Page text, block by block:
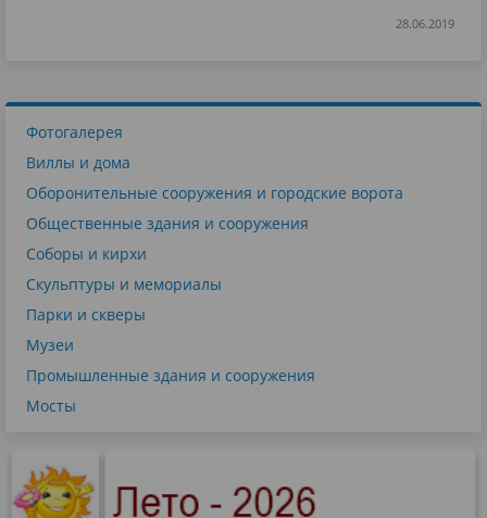
28.06.2019
Фотогалерея
Виллы и дома
Оборонительные сооружения и городские ворота
Общественные здания и сооружения
Соборы и кирхи
Скульптуры и мемориалы
Парки и скверы
Музеи
Промышленные здания и сооружения
Мосты